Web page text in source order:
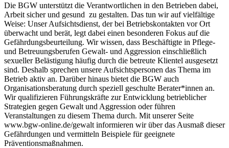
Die BGW unterstützt die Verantwortlichen in den Betrieben dabei,
Arbeit sicher und gesund zu gestalten. Das tun wir auf vielfältige
Weise: Unser Aufsichtsdienst, der bei Betriebskontakten vor Ort
überwacht und berät, legt dabei einen besonderen Fokus auf die
Gefährdungsbeurteilung. Wir wissen, dass Beschäftigte in Pflege-
und Betreuungsberufen Gewalt- und Aggression einschließlich
sexueller Belästigung häufig durch die betreute Klientel ausgesetzt
sind. Deshalb sprechen unsere Aufsichtspersonen das Thema im
Betrieb aktiv an. Darüber hinaus bietet die BGW auch
Organisationsberatung durch speziell geschulte Berater*innen an.
Wir qualifizieren Führungskräfte zur Entwicklung betrieblicher
Strategien gegen Gewalt und Aggression oder führen
Veranstaltungen zu diesem Thema durch. Mit unserer Seite
www.bgw-online.de/gewalt informieren wir über das Ausmaß dieser
Gefährdungen und vermitteln Beispiele für geeignete
Präventionsmaßnahmen.